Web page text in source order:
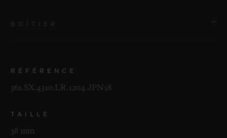
RÉFÉRENCE
361.SX.4310.LR.1204.JPN18
TAILLE
38 mm